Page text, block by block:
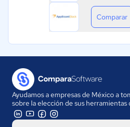
Comparar
Ayudamos a empresas de México a
sobre la elección de sus herramientas